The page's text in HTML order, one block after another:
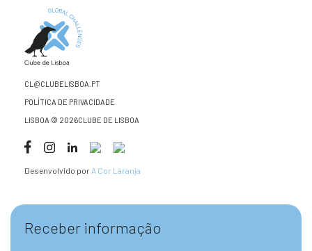
CL@CLUBELISBOA.PT
POLÍTICA DE PRIVACIDADE
LISBOA © 2026CLUBE DE LISBOA
Desenvolvido por A Cor Laranja
Receber informação